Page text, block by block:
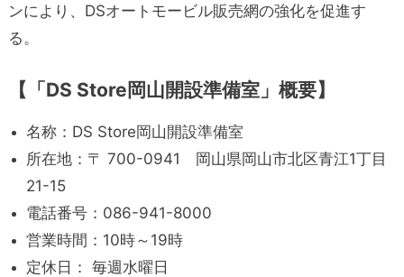
ンにより、DSオートモービル販売網の強化を促進す
る。
【「DS Store岡山開設準備室」概要】
名称：DS Store岡山開設準備室
所在地：〒 700-0941 岡山県岡山市北区青江1丁目
21-15
電話番号：086-941-8000
営業時間：10時～19時
定休日： 毎週水曜日